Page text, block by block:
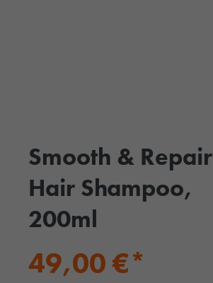
Smooth & Repair
Hair Shampoo,
200ml
49,00 €*